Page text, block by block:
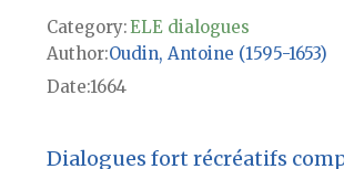
Category:ELE dialogues
Author Oudin, Antoine (1595-1653)
Date1664
Dialogues fort récréatifs